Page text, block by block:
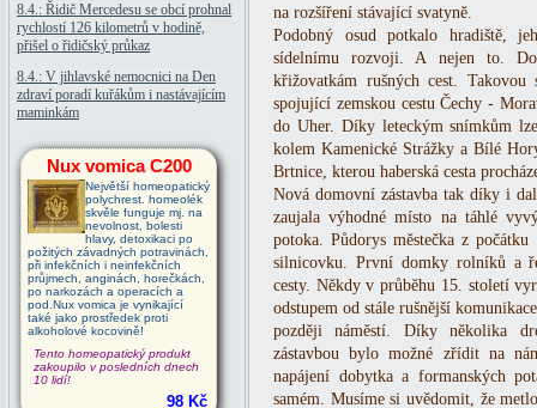
8.4.: Řidič Mercedesu se obcí prohnal
rychlostí 126 kilometrů v hodině,
přišel o řidičský průkaz
8.4.: V jihlavské nemocnici na Den
zdraví poradí kuřákům i nastávajícím
maminkám
Nux vomica C200
Největší homeopatický
polychrest. homeolék
skvěle funguje mj. na
nevolnost, bolesti
hlavy, detoxikaci po
požitých závadných potravinách,
při infekčních i neinfekčních
průjmech, anginách, horečkách,
po narkozách a operacích a
pod.Nux vomica je vynikající
také jako prostředek proti
alkoholové kocovině!
Tento homeopatický produkt
zakoupilo v posledních dnech
10 lidí!
98 Kč
na rozšíření stávající svatyně.
Podobný osud potkalo hradiště,
sídelnímu rozvoji. A nejen to.
křižovatkám rušných cest. Takovou
spojující zemskou cestu Čechy -
do Uher. Díky leteckým snímkům
kolem Kamenické Strážky a Bílé
Brtnice, kterou haberská cesta
Nová domovní zástavba tak díky i
zaujala výhodné místo na táhlé
potoka. Půdorys městečka z
silnicovku. První domky rolníků a
cesty. Někdy v průběhu 15. století
odstupem od stále rušnější
později náměstí. Díky několika
zástavbou bylo možné zřídit na
napájení dobytka a formanských
samém. Musíme si uvědomit, že